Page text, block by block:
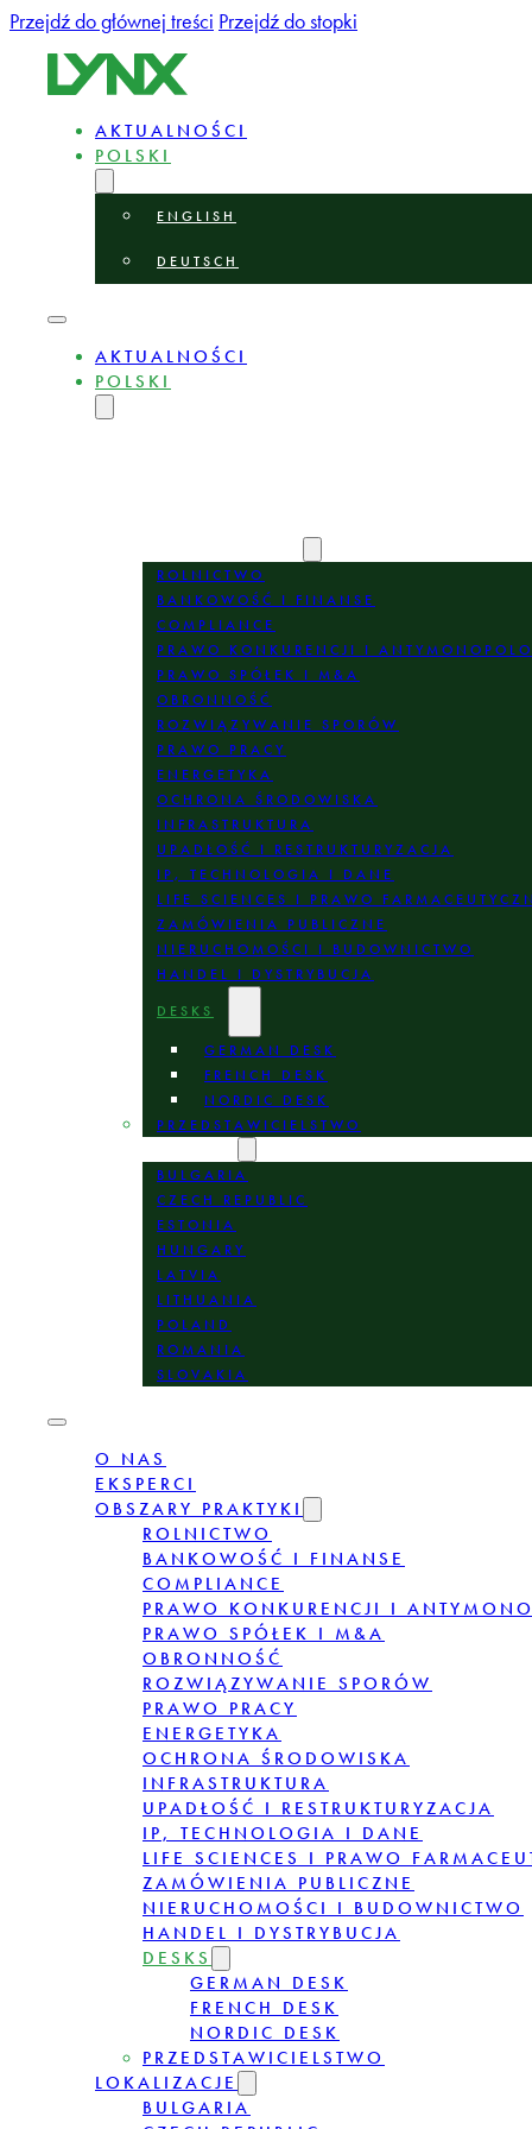
Przejdź do głównej treści Przejdź do stopki
AKTUALNOŚCI
POLSKI
ENGLISH
DEUTSCH
AKTUALNOŚCI
POLSKI
ROLNICTWO
BANKOWOŚĆ I FINANSE
COMPLIANCE
PRAWO KONKURENCJI I
PRAWO SPÓŁEK I M&A
OBRONNOŚĆ
ROZWIĄZYWANIE SPORÓW
PRAWO PRACY
ENERGETYKA
OCHRONA ŚRODOWISKA
INFRASTRUKTURA
UPADŁOŚĆ I RESTRUKTURYZACJA
IP, TECHNOLOGIA I DANE
LIFE SCIENCES I PRAWO
ZAMÓWIENIA PUBLICZNE
NIERUCHOMOŚCI I BUDOWNICTWO
HANDEL I DYSTRYBUCJA
DESKS
GERMAN DESK
FRENCH DESK
NORDIC DESK
PRZEDSTAWICIELSTWO
BULGARIA
CZECH REPUBLIC
ESTONIA
HUNGARY
LATVIA
LITHUANIA
POLAND
ROMANIA
SLOVAKIA
O NAS
EKSPERCI
OBSZARY PRAKTYKI
ROLNICTWO
BANKOWOŚĆ I FINANSE
COMPLIANCE
PRAWO KONKURENCJI I
PRAWO SPÓŁEK I M&A
OBRONNOŚĆ
ROZWIĄZYWANIE SPORÓW
PRAWO PRACY
ENERGETYKA
OCHRONA ŚRODOWISKA
INFRASTRUKTURA
UPADŁOŚĆ I RESTRUKTURYZACJA
IP, TECHNOLOGIA I DANE
LIFE SCIENCES I PRAWO
ZAMÓWIENIA PUBLICZNE
NIERUCHOMOŚCI I BUDOWNICTWO
HANDEL I DYSTRYBUCJA
DESKS
GERMAN DESK
FRENCH DESK
NORDIC DESK
PRZEDSTAWICIELSTWO
LOKALIZACJE
BULGARIA